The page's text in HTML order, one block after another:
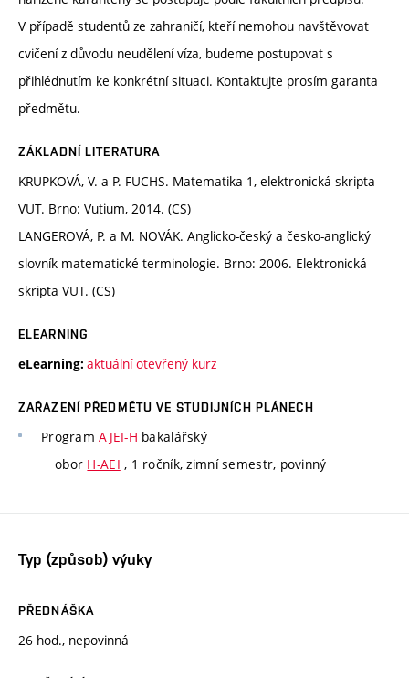
V případě studentů ze zahraničí, kteří nemohou navštěvovat
cvičení z důvodu neudělení víza, budeme postupovat s
přihlédnutím ke konkrétní situaci. Kontaktujte prosím garanta
předmětu.
ZÁKLADNÍ LITERATURA
KRUPKOVÁ, V. a P. FUCHS. Matematika 1, elektronická skripta
VUT. Brno: Vutium, 2014. (CS)
LANGEROVÁ, P. a M. NOVÁK. Anglicko-český a česko-anglický
slovník matematické terminologie. Brno: 2006. Elektronická
skripta VUT. (CS)
ELEARNING
eLearning: aktuální otevřený kurz
ZAŘAZENÍ PŘEDMĚTU VE STUDIJNÍCH PLÁNECH
ProgramAJEI-H bakalářský
obor H-AEI , 1 ročník, zimní semestr, povinný
Typ (způsob) výuky
PŘEDNÁŠKA
26 hod., nepovinná